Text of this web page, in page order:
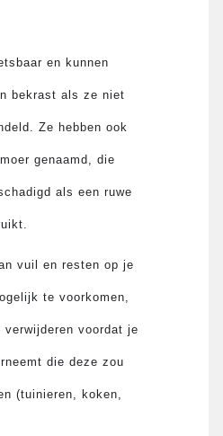
en kunnen
bekrast als ze niet
Ze hebben ook
genaamd, die
als een ruwe
vuil en resten op je
te voorkomen,
voordat je
die deze zou
(tuinieren, koken,